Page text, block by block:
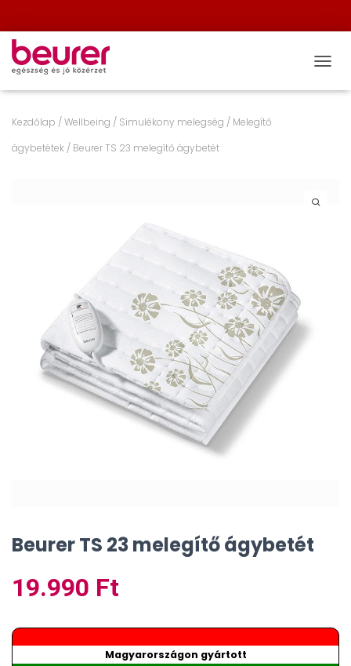
Kezdőlap /Wellbeing / Simulékony melegség / Melegítő
ágybetétek / Beurer TS 23 melegítő ágybetét
Beurer TS 23 melegítő ágybetét
19.990 Ft
Magyarországon gyártott